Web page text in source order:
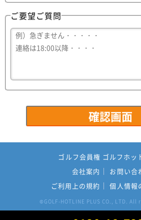
ご要望ご質問
ゴルフ会員権 ゴルフホッ
会社案内
お問い合
ご利用上の規約
個人情報
© GOLF-HOTLINE PLUS CO., LTD.